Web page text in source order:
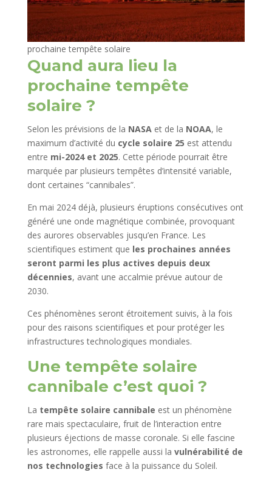
prochaine tempête solaire
Quand aura lieu la
prochaine tempête
solaire ?
Selon les prévisions de la NASAet de la NOAA, le
maximum d’activité du cycle solaire 25 est attendu
entre mi-2024 et 2025. Cette période pourrait être
marquée par plusieurs tempêtes d’intensité variable,
dont certaines “cannibales”.
En mai 2024 déjà, plusieurs éruptions consécutives ont
généré une onde magnétique combinée, provoquant
des aurores observables jusqu’en France. Les
scientifiques estiment que les prochaines années
seront parmi les plus actives depuis deux
décennies, avant une accalmie prévue autour de
2030.
Ces phénomènes seront étroitement suivis, à la fois
pour des raisons scientifiques et pour protéger les
infrastructures technologiques mondiales.
Une tempête solaire
cannibale c’est quoi ?
La tempête solaire cannibale est un phénomène
rare mais spectaculaire, fruit de l’interaction entre
plusieurs éjections de masse coronale. Si elle fascine
les astronomes, elle rappelle aussi la vulnérabilité de
nos technologies face à la puissance du Soleil.